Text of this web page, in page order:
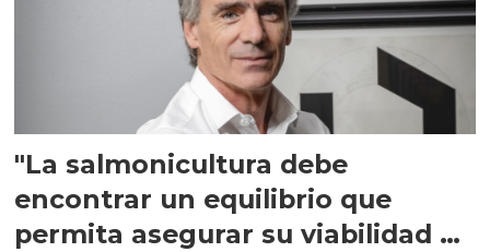
"La salmonicultura debe
encontrar un equilibrio que
permita asegurar su viabilidad de